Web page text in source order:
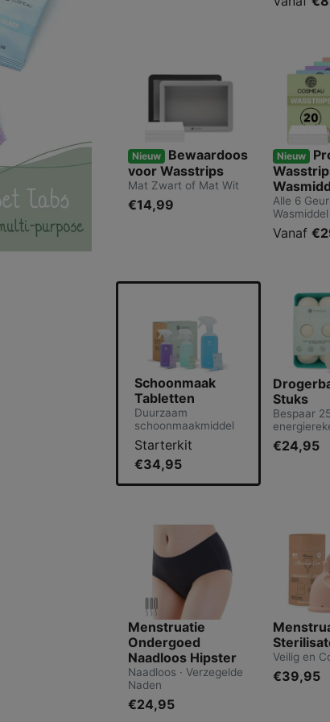
Nieuw Bewaardoos
voor Wasstrips
Mat Zwart of Mat Wit
€14,99
Nieuw
Alle 6
Wasmiddel
Vanaf
Schoonmaak
Tabletten
Duurzaam
schoonmaakmiddel
Starterkit
€34,95
Stuks
Bespaar
€24,95
Menstruatie
Ondergoed
Naadloos Hipster
Naadloos · Verzegelde
Naden
€24,95
Veilig en
€39,95